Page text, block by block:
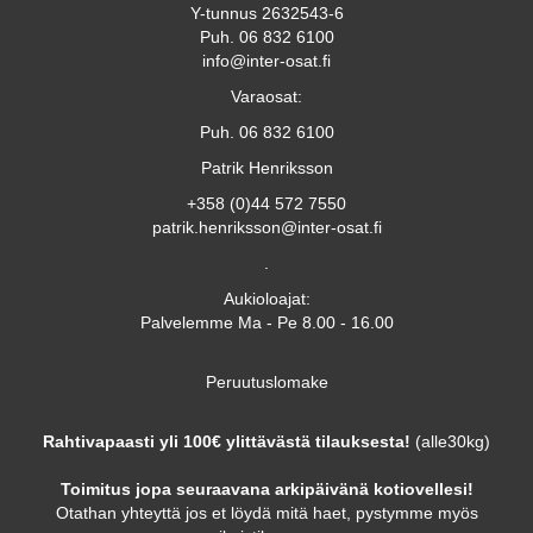
Y-tunnus 2632543-6
Puh. 06 832 6100
info@inter-osat.fi
Varaosat:
Puh. 06 832 6100
Patrik Henriksson
+358 (0)44 572 7550
patrik.henriksson@inter-osat.fi
Aukioloajat:
Palvelemme Ma - Pe 8.00 - 16.00
Peruutuslomake
Rahtivapaasti yli 100€ ylittävästä tilauksesta! (alle30kg)
Toimitus jopa seuraavana arkipäivänä kotiovellesi!
Otathan yhteyttä jos et löydä mitä haet, pystymme myös